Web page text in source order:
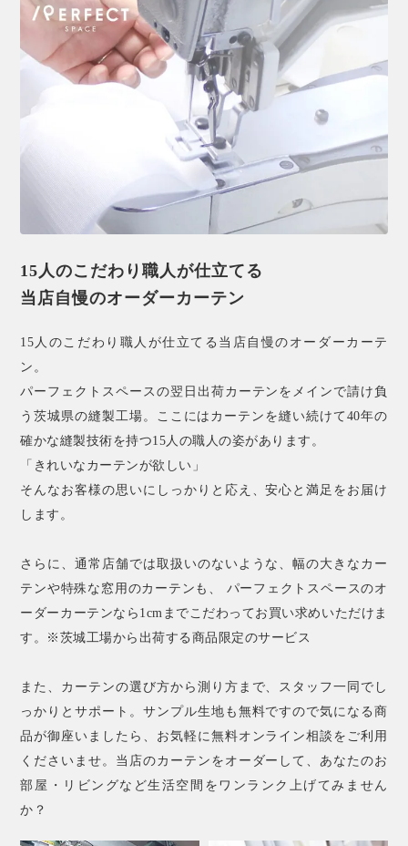
15人のこだわり職人が仕立てる
当店自慢のオーダーカーテン
15人のこだわり職人が仕立てる当店自慢のオーダーカーテ
ン。
パーフェクトスペースの翌日出荷カーテンをメインで請け負
う茨城県の縫製工場。ここにはカーテンを縫い続けて40年の
確かな縫製技術を持つ15人の職人の姿があります。
「きれいなカーテンが欲しい」
そんなお客様の思いにしっかりと応え、安心と満足をお届け
します。
さらに、通常店舗では取扱いのないような、幅の大きなカー
テンや特殊な窓用のカーテンも、 パーフェクトスペースのオ
ーダーカーテンなら1cmまでこだわってお買い求めいただけま
す。※茨城工場から出荷する商品限定のサービス
また、カーテンの選び方から測り方まで、スタッフ一同でし
っかりとサポート。サンプル生地も無料ですので気になる商
品が御座いましたら、お気軽に無料オンライン相談をご利用
くださいませ。当店のカーテンをオーダーして、あなたのお
部屋・リビングなど生活空間をワンランク上げてみません
か？